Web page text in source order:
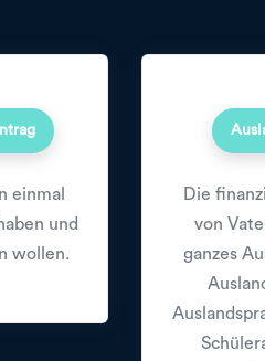
einmal
und
wollen.
Die
von
ganzes